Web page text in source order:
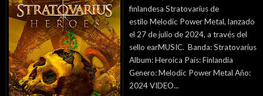
finlandesa Stratovarius de
estilo Melodic Power Metal, lanzado
el 27 de julio de 2024, a través del
sello earMUSIC. Banda: Stratovarius
Album: Heroica País: Finlandia
Genero: Melodic Power Metal Año:
2024 VIDEO...